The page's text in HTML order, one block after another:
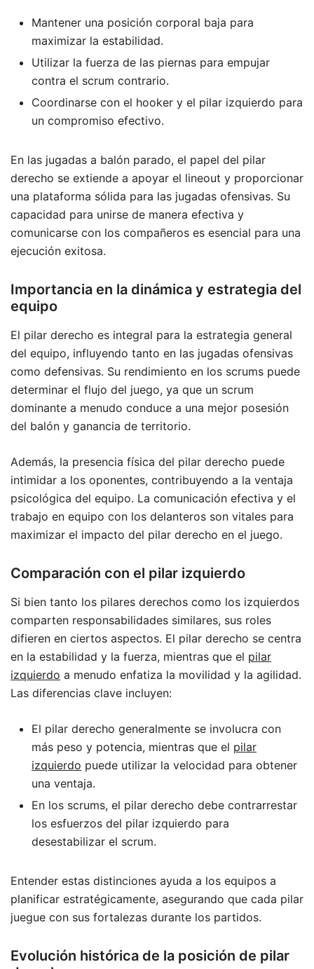
Mantener una posición corporal baja para
maximizar la estabilidad.
Utilizar la fuerza de las piernas para empujar
contra el scrum contrario.
Coordinarse con el hooker y el pilar izquierdo para
un compromiso efectivo.
En las jugadas a balón parado, el papel del pilar
derecho se extiende a apoyar el lineout y proporcionar
una plataforma sólida para las jugadas ofensivas. Su
capacidad para unirse de manera efectiva y
comunicarse con los compañeros es esencial para una
ejecución exitosa.
Importancia en la dinámica y estrategia del
equipo
El pilar derecho es integral para la estrategia general
del equipo, influyendo tanto en las jugadas ofensivas
como defensivas. Su rendimiento en los scrums puede
determinar el flujo del juego, ya que un scrum
dominante a menudo conduce a una mejor posesión
del balón y ganancia de territorio.
Además, la presencia física del pilar derecho puede
intimidar a los oponentes, contribuyendo a la ventaja
psicológica del equipo. La comunicación efectiva y el
trabajo en equipo con los delanteros son vitales para
maximizar el impacto del pilar derecho en el juego.
Comparación con el pilar izquierdo
Si bien tanto los pilares derechos como los izquierdos
comparten responsabilidades similares, sus roles
difieren en ciertos aspectos. El pilar derecho se centra
en la estabilidad y la fuerza, mientras que el pilar
izquierdo a menudo enfatiza la movilidad y la agilidad.
Las diferencias clave incluyen:
El pilar derecho generalmente se involucra con
más peso y potencia, mientras que el pilar
izquierdo puede utilizar la velocidad para obtener
una ventaja.
En los scrums, el pilar derecho debe contrarrestar
los esfuerzos del pilar izquierdo para
desestabilizar el scrum.
Entender estas distinciones ayuda a los equipos a
planificar estratégicamente, asegurando que cada pilar
juegue con sus fortalezas durante los partidos.
Evolución histórica de la posición de pilar